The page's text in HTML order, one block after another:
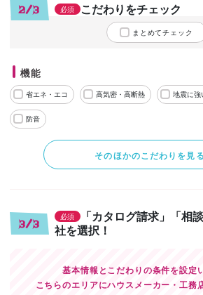
2/3 必須 こだわりをチェック
まとめてチェック
機能
省エネ・エコ 高気密・高断熱 地震に強
防音
そのほかのこだわりを見る
3/3
必須
「カタログ請求」「相
社を選択！
基本情報とこだわりの条件を設定
こちらのエリアにハウスメーカー・工務